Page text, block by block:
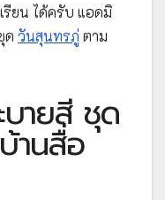
ยน ได้ครับ แอดมิ
ด วันสุนทรภู่ ตาม
บายสี ชุด
านสื่อ